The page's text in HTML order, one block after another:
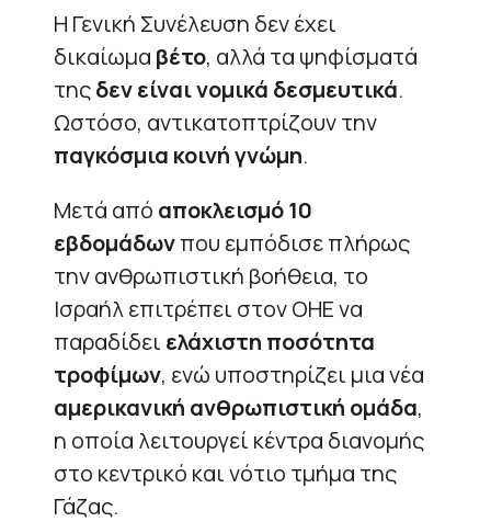
Η Γενική Συνέλευση δεν έχει
δικαίωμα βέτο, αλλά τα ψηφίσματά
τηςδεν είναι νομικά δεσμευτικά.
Ωστόσο, αντικατοπτρίζουν την
παγκόσμια κοινή γνώμη.
Μετά από αποκλεισμό 10
εβδομάδωνπου εμπόδισε πλήρως
την ανθρωπιστική βοήθεια, το
Ισραήλ επιτρέπει στον ΟΗΕ να
παραδίδει ελάχιστη ποσότητα
τροφίμων, ενώ υποστηρίζει μια νέα
αμερικανική ανθρωπιστική ομάδα,
η οποία λειτουργεί κέντρα διανομής
στο κεντρικό και νότιο τμήμα της
Γάζας.